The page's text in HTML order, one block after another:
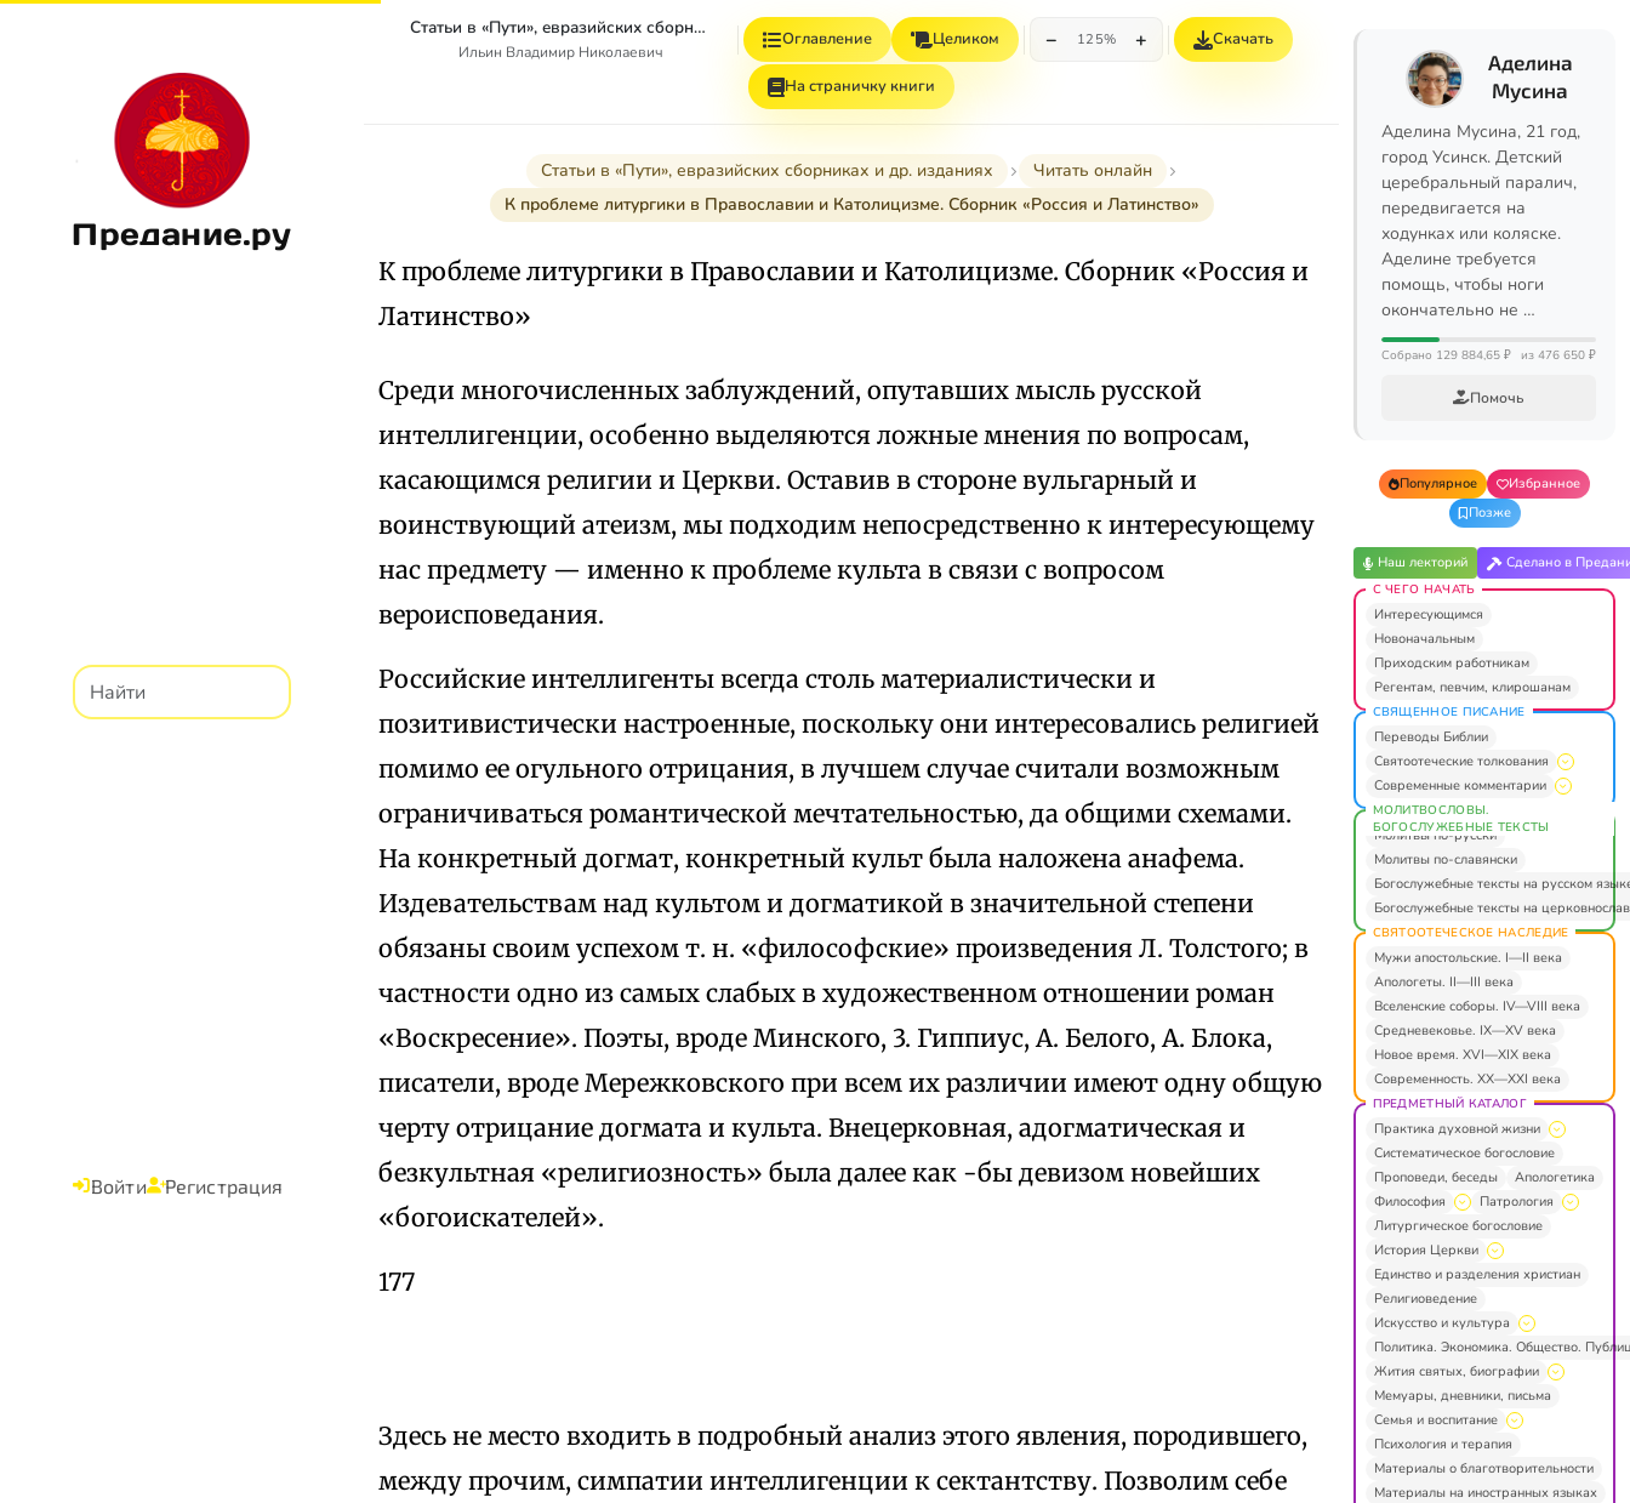
Предание.ру
Войти Регистрация
Статьи в «Пути», евразийских сборниках и др. изданиях
Ильин Владимир Николаевич
Оглавление Целиком − 125% + Скачать
На страничку книги
Статьи в «Пути», евразийских сборниках и др. изданиях
Читать онлайн
К проблеме литургики в Православии и Католицизме. Сборник «Россия и Латинство»
К проблеме литургики в Православии и Католицизме. Сборник «Россия и
Латинство»
Среди многочисленных заблуждений, опутавших мысль русской
интеллигенции, особенно выделяются ложные мнения по вопросам,
касающимся религии и Церкви. Оставив в стороне вульгарный и
воинствующий атеизм, мы подходим непосредственно к интересующему
нас предмету — именно к проблеме культа в связи с вопросом
вероисповедания.
Российские интеллигенты всегда столь материалистически и
позитивистически настроенные, поскольку они интересовались религией
помимо ее огульного отрицания, в лучшем случае считали возможным
ограничиваться романтической мечтательностью, да общими схемами.
На конкретный догмат, конкретный культ была наложена анафема.
Издевательствам над культом и догматикой в значительной степени
обязаны своим успехом т. н. «философские» произведения Л. Толстого; в
частности одно из самых слабых в художественном отношении роман
«Воскресение». Поэты, вроде Минского, 3. Гиппиус, А. Белого, А. Блока,
писатели, вроде Мережковского при всем их различии имеют одну общую
черту отрицание догмата и культа. Внецерковная, адогматическая и
безкультная «религиозность» была далее как -бы девизом новейших
«богоискателей».
177
Здесь не место входить в подробный анализ этого явления, породившего,
между прочим, симпатии интеллигенции к сектантству. Позволим себе
Аделина
Мусина
Аделина Мусина, 21 год,
город Усинск. Детский
церебральный паралич,
передвигается на
ходунках или коляске.
Аделине требуется
помощь, чтобы ноги
окончательно не …
Собрано 129 884,65 ₽ из 476 650 ₽
Помочь
Популярное
Избранное
Позже
Наш лекторий Сделано в
С ЧЕГО НАЧАТЬ
Интересующимся
Новоначальным
Приходским работникам
Регентам, певчим, клирошанам
СВЯЩЕННОЕ ПИСАНИЕ
Переводы Библии
Святоотеческие толкования
Современные комментарии
МОЛИТВОСЛОВЫ.
БОГОСЛУЖЕБНЫЕ ТЕКСТЫ
Молитвы по-русски
Молитвы по-славянски
Богослужебные тексты на русском
Богослужебные тексты на
СВЯТООТЕЧЕСКОЕ НАСЛЕДИЕ
Мужи апостольские. I—II века
Апологеты. II—III века
Вселенские соборы. IV—VIII века
Средневековье. IX—XV века
Новое время. XVI—XIX века
Современность. XX—XXI века
ПРЕДМЕТНЫЙ КАТАЛОГ
Практика духовной жизни
Систематическое богословие
Проповеди, беседы
Апологетика
Философия
Патрология
Литургическое богословие
История Церкви
Единство и разделения христиан
Религиоведение
Искусство и культура
Политика. Экономика. Общество.
Жития святых, биографии
Мемуары, дневники, письма
Семья и воспитание
Психология и терапия
Материалы о благотворительности
Материалы на иностранных языках